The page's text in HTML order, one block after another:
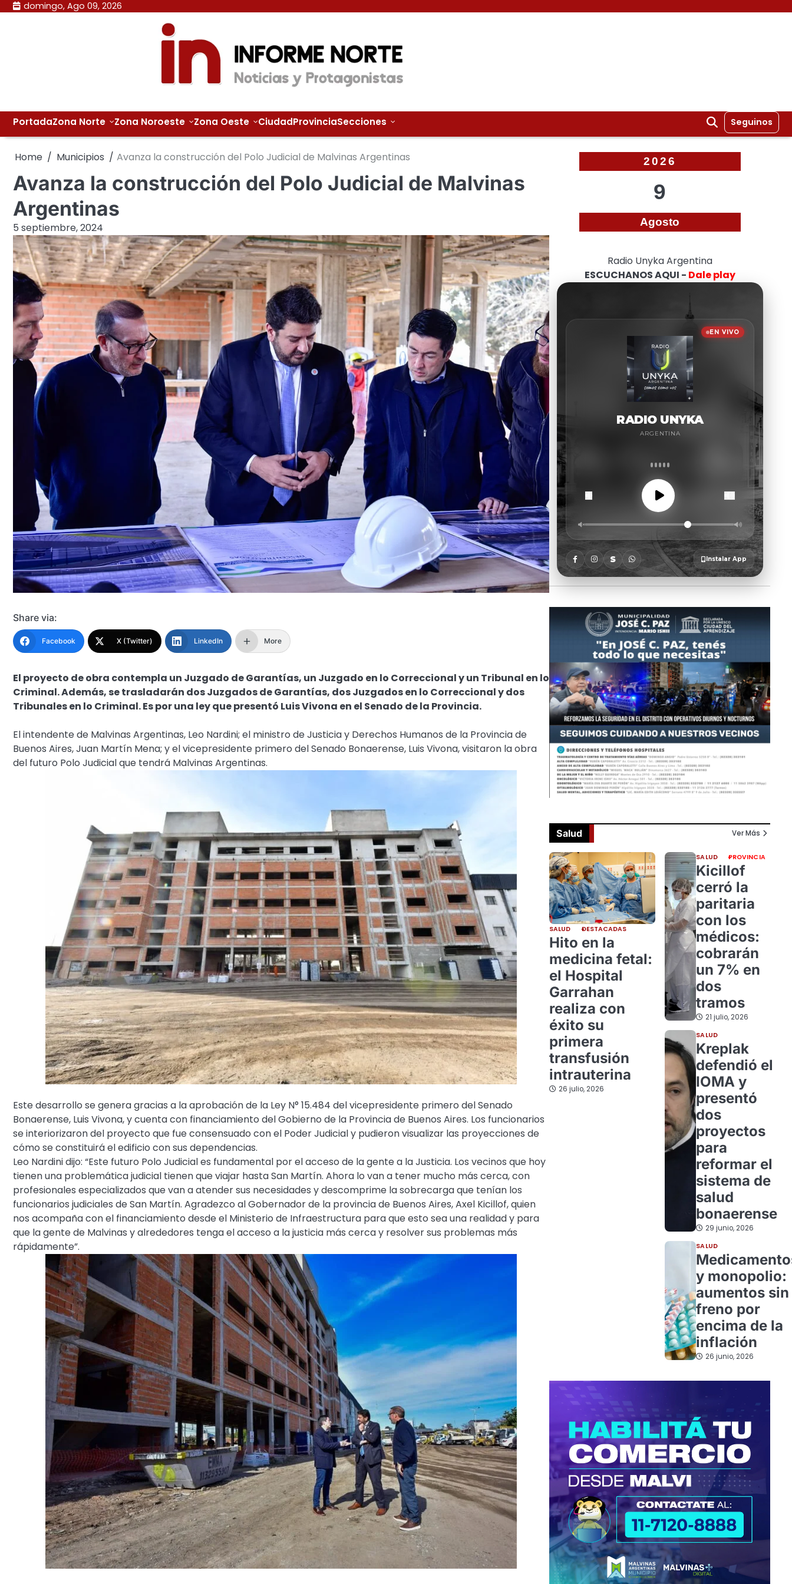
Skip domingo, Ago 09, 2026
PortadaZona Norte Zona Noroeste Zona Oeste CiudadProvinciaSecciones Seguinos
Home Municipios Avanza la construcción del Polo Judicial de Malvinas Argentinas
Avanza la construcción del Polo Judicial de Malvinas
Argentinas
5 septiembre, 2024
Share via:
Facebook X (Twitter) LinkedIn More
El proyecto de obra contempla un Juzgado de Garantías, un Juzgado en lo Correccional y un Tribunal en lo
Criminal. Además, se trasladarán dos Juzgados de Garantías, dos Juzgados en lo Correccional y dos
Tribunales en lo Criminal. Es por una ley que presentó Luis Vivona en el Senado de la Provincia.
El intendente de Malvinas Argentinas, Leo Nardini; el ministro de Justicia y Derechos Humanos de la Provincia de
Buenos Aires, Juan Martín Mena; y el vicepresidente primero del Senado Bonaerense, Luis Vivona, visitaron la obra
del futuro Polo Judicial que tendrá Malvinas Argentinas.
Este desarrollo se genera gracias a la aprobación de la Ley N° 15.484 del vicepresidente primero del Senado
Bonaerense, Luis Vivona, y cuenta con financiamiento del Gobierno de la Provincia de Buenos Aires. Los funcionarios
se interiorizaron del proyecto que fue consensuado con el Poder Judicial y pudieron visualizar las proyecciones de
cómo se constituirá el edificio con sus dependencias.
Leo Nardini dijo: “Este futuro Polo Judicial es fundamental por el acceso de la gente a la Justicia. Los vecinos que hoy
tienen una problemática judicial tienen que viajar hasta San Martín. Ahora lo van a tener mucho más cerca, con
profesionales especializados que van a atender sus necesidades y descomprime la sobrecarga que tenían los
funcionarios judiciales de San Martín. Agradezco al Gobernador de la provincia de Buenos Aires, Axel Kicillof, quien
nos acompaña con el financiamiento desde el Ministerio de Infraestructura para que esto sea una realidad y para
que la gente de Malvinas y alrededores tenga el acceso a la justicia más cerca y resolver sus problemas más
rápidamente”.
2026
9
Agosto
Radio Unyka Argentina
ESCUCHANOS AQUI - Dale play
Salud Ver Más
SALUD DESTACADAS
Hito en la
medicina fetal:
el Hospital
Garrahan
realiza con
éxito su
primera
transfusión
intrauterina
26 julio, 2026
SALUD PROVINCIA
Kicillof
cerró la
paritaria
con los
médicos:
cobrarán
un 7% en
dos
tramos
21 julio, 2026
SALUD
Kreplak
defendió el
IOMA y
presentó
dos
proyectos
para
reformar el
sistema de
salud
bonaerense
29 junio, 2026
SALUD
y monopolio:
aumentos sin
freno por
encima de la
inflación
26 junio, 2026